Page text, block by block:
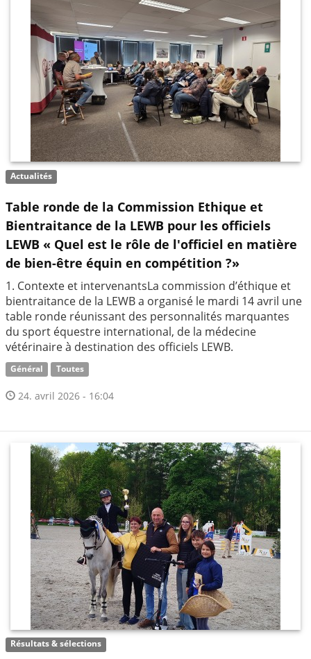
Actualités
Table ronde de la Commission Ethique et
Bientraitance de la LEWB pour les officiels
LEWB « Quel est le rôle de l'officiel en matière
de bien-être équin en compétition ?»
1. Contexte et intervenantsLa commission d’éthique et
bientraitance de la LEWB a organisé le mardi 14 avril une
table ronde réunissant des personnalités marquantes
du sport équestre international, de la médecine
vétérinaire à destination des officiels LEWB.
Général Toutes
24. avril 2026 - 16:04
Résultats & sélections